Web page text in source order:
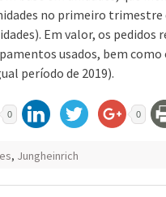
no primeiro trimestre
Em valor, os pedidos
usados, bem
período de 2019).
0 0
, Jungheinrich